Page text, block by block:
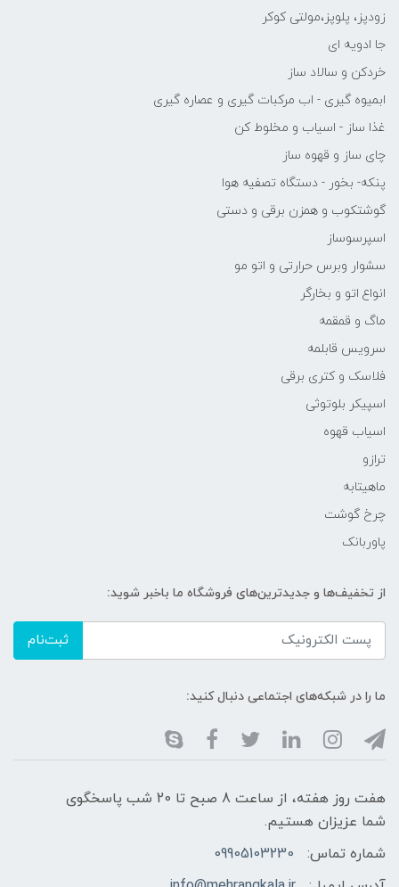
زودپز، پلوپز،مولتی کوکر
جا ادویه ای
خردکن و سالاد ساز
ابمیوه گیری - اب مرکبات گیری و عصاره گیری
غذا ساز - اسیاب و مخلوط کن
چای ساز و قهوه ساز
پنکه- بخور - دستگاه تصفیه هوا
گوشتکوب و همزن برقی و دستی
اسپرسوساز
سشوار وبرس حرارتی و اتو مو
انواع اتو و بخارگر
ماگ و قمقمه
سرویس قابلمه
فلاسک و کتری برقی
اسپیکر بلوتوثی
اسیاب قهوه
ترازو
ماهیتابه
چرخ گوشت
پاوربانک
از تخفیف‌ها و جدیدترین‌های فروشگاه ما باخبر شوید:
ثبت‌نام
ما را در شبکه‌های اجتماعی دنبال کنید:
هفت روز هفته، از ساعت 8 صبح تا 20 شب پاسخگوی
شما عزیزان هستیم.
شماره تماس:
09905103230